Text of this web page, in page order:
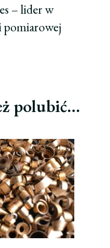
– lider w
pomiarowej
polubić…